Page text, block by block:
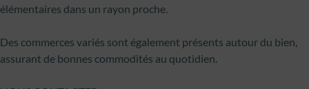
élémentaires dans un rayon proche.
Des commerces variés sont également présents autour du bien,
assurant de bonnes commodités au quotidien.